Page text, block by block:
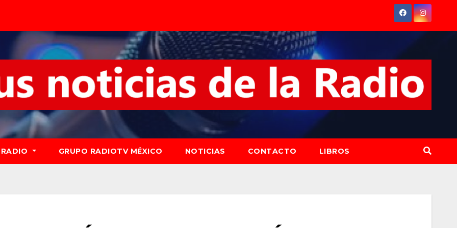
RADIO GRUPO RADIOTV MÉXICO NOTICIAS CONTACTO LIBROS